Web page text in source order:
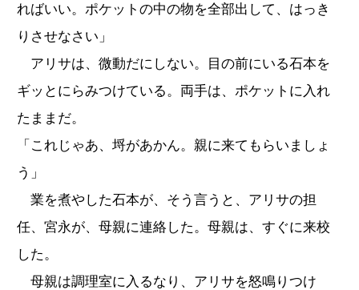
ればいい。ポケットの中の物を全部出して、はっき
りさせなさい」
アリサは、微動だにしない。目の前にいる石本を
ギッとにらみつけている。両手は、ポケットに入れ
たままだ。
「これじゃあ、埒があかん。親に来てもらいましょ
う」
業を煮やした石本が、そう言うと、アリサの担
任、宮永が、母親に連絡した。母親は、すぐに来校
した。
母親は調理室に入るなり、アリサを怒鳴りつけ